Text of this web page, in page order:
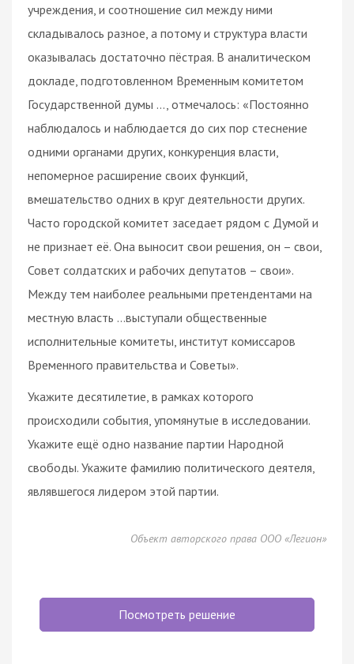
учреждения, и соотношение сил между ними
складывалось разное, а потому и структура власти
оказывалась достаточно пёстрая. В аналитическом
докладе, подготовленном Временным комитетом
Государственной думы …, отмечалось: «Постоянно
наблюдалось и наблюдается до сих пор стеснение
одними органами других, конкуренция власти,
непомерное расширение своих функций,
вмешательство одних в круг деятельности других.
Часто городской комитет заседает рядом с Думой и
не признает её. Она выносит свои решения, он – свои,
Совет солдатских и рабочих депутатов – свои».
Между тем наиболее реальными претендентами на
местную власть …выступали общественные
исполнительные комитеты, институт комиссаров
Временного правительства и Советы».
Укажите десятилетие, в рамках которого
происходили события, упомянутые в исследовании.
Укажите ещё одно название партии Народной
свободы. Укажите фамилию политического деятеля,
являвшегося лидером этой партии.
Объект авторского права ООО «Легион»
Посмотреть решение